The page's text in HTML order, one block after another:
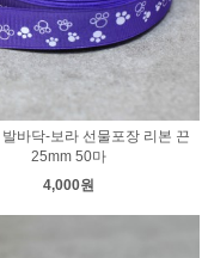
바닥-보라 선물포장 리본 끈
25mm 50마
4,000원